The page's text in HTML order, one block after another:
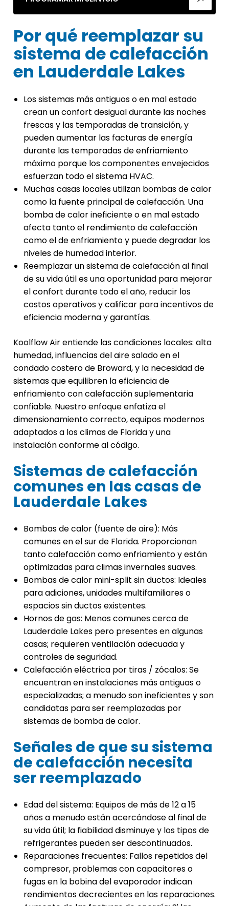
Por qué reemplazar su
sistema de calefacción
en Lauderdale Lakes
Los sistemas más antiguos o en mal estado
crean un confort desigual durante las noches
frescas y las temporadas de transición, y
pueden aumentar las facturas de energía
durante las temporadas de enfriamiento
máximo porque los componentes envejecidos
esfuerzan todo el sistema HVAC.
Muchas casas locales utilizan bombas de calor
como la fuente principal de calefacción. Una
bomba de calor ineficiente o en mal estado
afecta tanto el rendimiento de calefacción
como el de enfriamiento y puede degradar los
niveles de humedad interior.
Reemplazar un sistema de calefacción al final
de su vida útil es una oportunidad para mejorar
el confort durante todo el año, reducir los
costos operativos y calificar para incentivos de
eficiencia moderna y garantías.
Koolflow Air entiende las condiciones locales: alta
humedad, influencias del aire salado en el
condado costero de Broward, y la necesidad de
sistemas que equilibren la eficiencia de
enfriamiento con calefacción suplementaria
confiable. Nuestro enfoque enfatiza el
dimensionamiento correcto, equipos modernos
adaptados a los climas de Florida y una
instalación conforme al código.
Sistemas de calefacción
comunes en las casas de
Lauderdale Lakes
Bombas de calor (fuente de aire): Más
comunes en el sur de Florida. Proporcionan
tanto calefacción como enfriamiento y están
optimizadas para climas invernales suaves.
Bombas de calor mini-split sin ductos: Ideales
para adiciones, unidades multifamiliares o
espacios sin ductos existentes.
Hornos de gas: Menos comunes cerca de
Lauderdale Lakes pero presentes en algunas
casas; requieren ventilación adecuada y
controles de seguridad.
Calefacción eléctrica por tiras / zócalos: Se
encuentran en instalaciones más antiguas o
especializadas; a menudo son ineficientes y son
candidatas para ser reemplazadas por
sistemas de bomba de calor.
Señales de que su sistema
de calefacción necesita
ser reemplazado
Edad del sistema: Equipos de más de 12 a 15
años a menudo están acercándose al final de
su vida útil; la fiabilidad disminuye y los tipos de
refrigerantes pueden ser descontinuados.
Reparaciones frecuentes: Fallos repetidos del
compresor, problemas con capacitores o
fugas en la bobina del evaporador indican
rendimientos decrecientes en las reparaciones.